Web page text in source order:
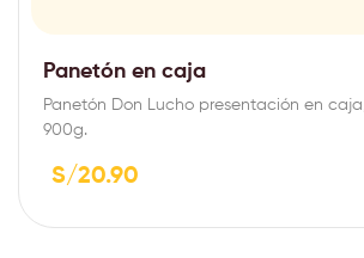
Panetón en caja
Panetón Don Lucho presentación en
900g.
S/20.90